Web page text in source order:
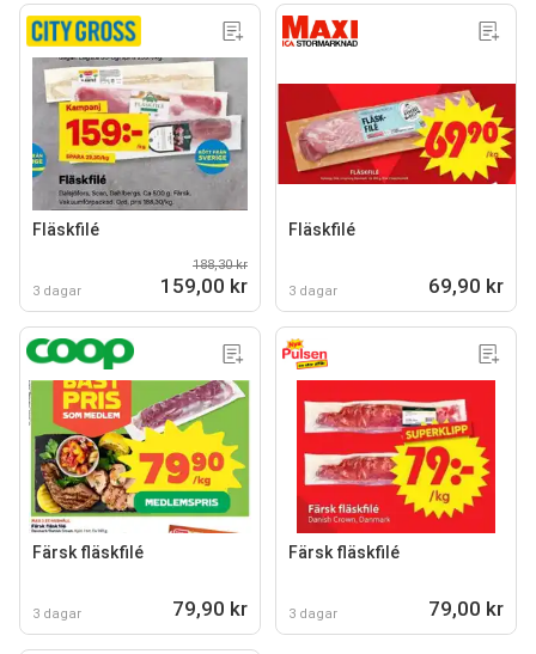
Fläskfilé
3 dagar
188,30 kr
159,00 kr
Fläskfilé
3 dagar 69,90 kr
Färsk fläskfilé
3 dagar 79,90 kr
Färsk fläskfilé
3 dagar 79,00 kr